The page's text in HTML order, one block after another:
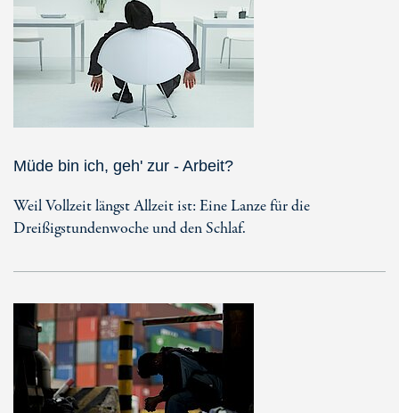
Müde bin ich, geh' zur - Arbeit?
Weil Vollzeit längst Allzeit ist: Eine Lanze für die
Dreißigstundenwoche und den Schlaf.